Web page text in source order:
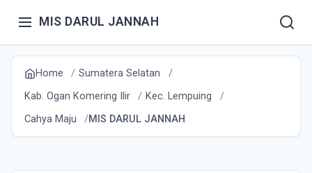
MIS DARUL JANNAH
Home
Sumatera Selatan
Kab. Ogan Komering Ilir
Kec. Lempuing
Cahya Maju
MIS DARUL JANNAH